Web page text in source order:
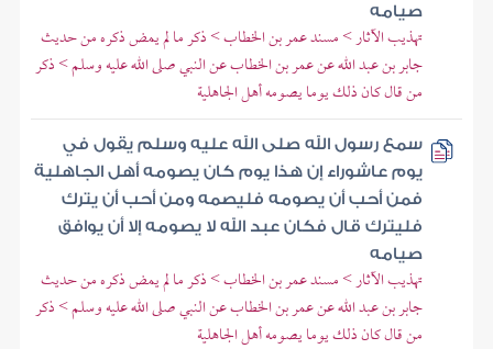
صيامه
تهذيب الآثار > مسند عمر بن الخطاب > ذكر ما لم يمض ذكره من حديث
جابر بن عبد الله عن عمر بن الخطاب عن النبي صلى الله عليه وسلم > ذكر
من قال كان ذلك يوما يصومه أهل الجاهلية
سمع رسول الله صلى الله عليه وسلم يقول في
يوم عاشوراء إن هذا يوم كان يصومه أهل الجاهلية
فمن أحب أن يصومه فليصمه ومن أحب أن يترك
فليترك قال فكان عبد الله لا يصومه إلا أن يوافق
صيامه
تهذيب الآثار > مسند عمر بن الخطاب > ذكر ما لم يمض ذكره من حديث
جابر بن عبد الله عن عمر بن الخطاب عن النبي صلى الله عليه وسلم > ذكر
من قال كان ذلك يوما يصومه أهل الجاهلية